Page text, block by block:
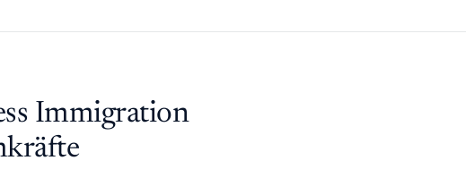
Immigration